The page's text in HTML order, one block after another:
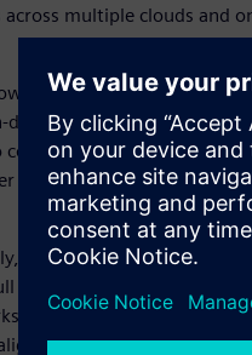
multiple clouds and
you manage HPC in
resources based
and maintain strict
running on AWS,
scale high-value work to
DevOps integration and
Navops lets you prioritize
with business value.